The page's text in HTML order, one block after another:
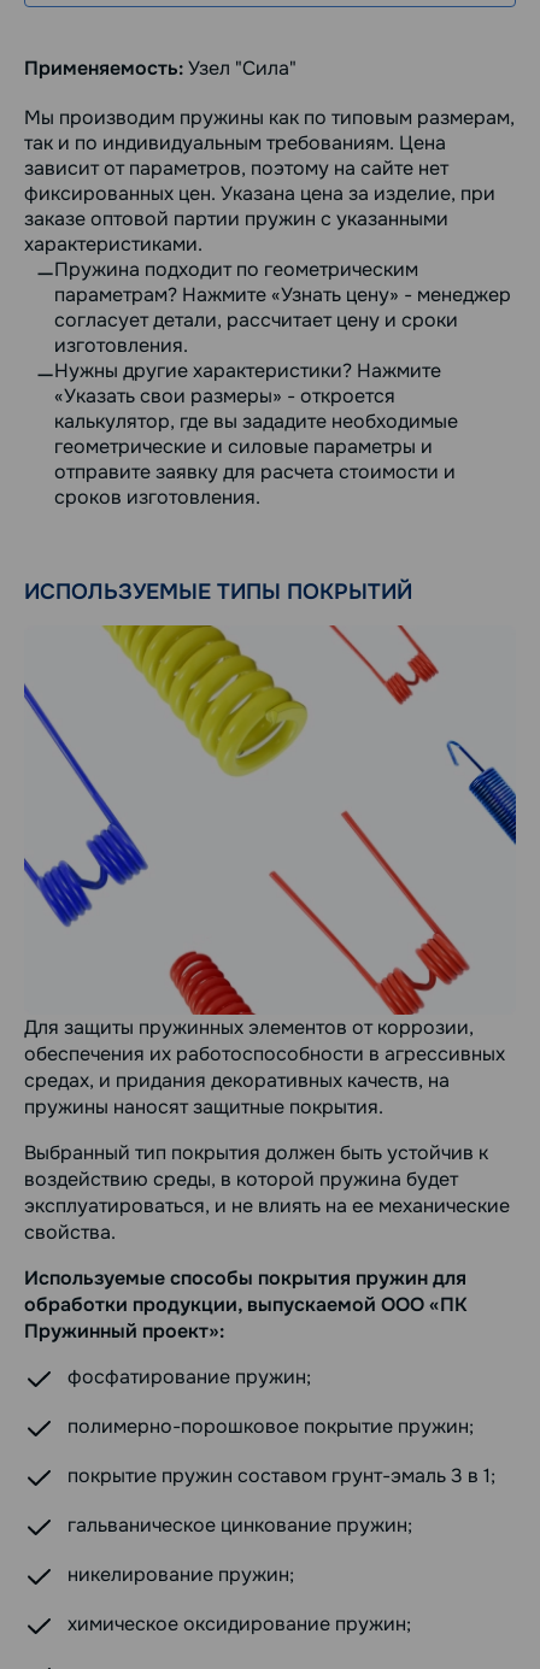
Применяемость:Узел "Сила"
Мы производим пружины как по типовым размерам,
так и по индивидуальным требованиям. Цена
зависит от параметров, поэтому на сайте нет
фиксированных цен. Указана цена за изделие, при
заказе оптовой партии пружин с указанными
характеристиками.
Пружина подходит по геометрическим
параметрам? Нажмите «Узнать цену» - менеджер
согласует детали, рассчитает цену и сроки
изготовления.
Нужны другие характеристики? Нажмите
«Указать свои размеры» - откроется
калькулятор, где вы зададите необходимые
геометрические и силовые параметры и
отправите заявку для расчета стоимости и
сроков изготовления.
ИСПОЛЬЗУЕМЫЕ ТИПЫ ПОКРЫТИЙ
Для защиты пружинных элементов от коррозии,
обеспечения их работоспособности в агрессивных
средах, и придания декоративных качеств, на
пружины наносят защитные покрытия.
Выбранный тип покрытия должен быть устойчив к
воздействию среды, в которой пружина будет
эксплуатироваться, и не влиять на ее механические
свойства.
Используемые способы покрытия пружин для
обработки продукции, выпускаемой ООО «ПК
Пружинный проект»:
фосфатирование пружин;
полимерно-порошковое покрытие пружин;
покрытие пружин составом грунт-эмаль 3 в 1;
гальваническое цинкование пружин;
никелирование пружин;
химическое оксидирование пружин;